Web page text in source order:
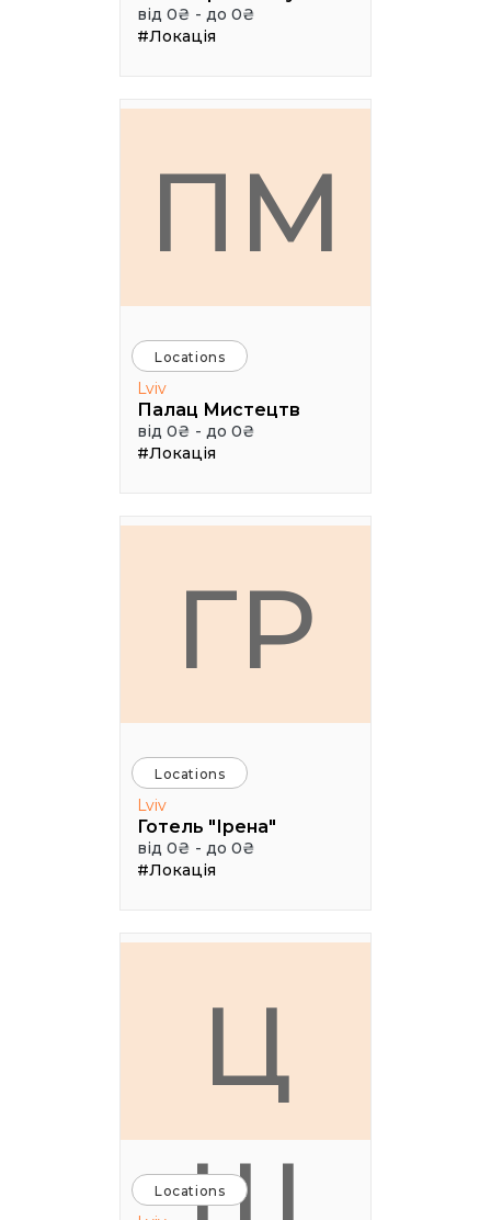
від 0₴ - до 0₴
#Локація
ПМ
Locations
Lviv
Палац Мистецтв
від 0₴ - до 0₴
#Локація
ГР
Locations
Lviv
Готель "Ірена"
від 0₴ - до 0₴
#Локація
Ц
Locations